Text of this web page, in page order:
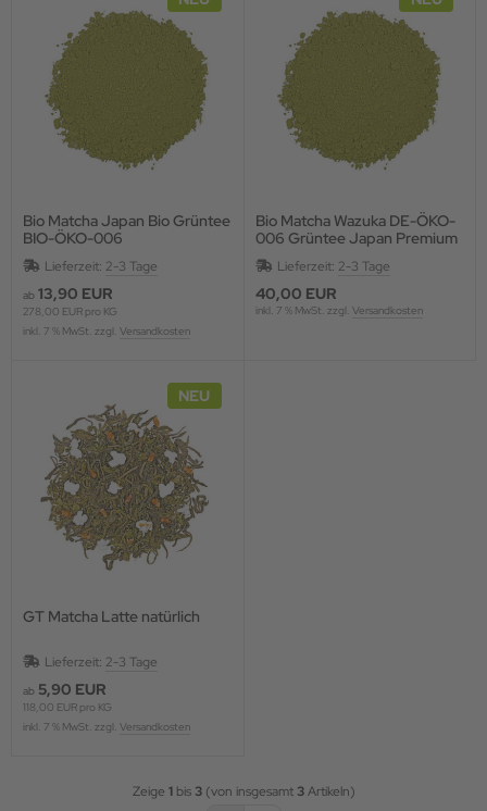
Bio Matcha Japan Bio Grüntee
BIO-ÖKO-006
Lieferzeit: 2-3 Tage
ab 13,90 EUR
278,00 EUR pro KG
inkl. 7 % MwSt. zzgl. Versandkosten
Bio Matcha Wazuka DE-ÖKO-
006 Grüntee Japan Premium
Dose 30g
Lieferzeit: 2-3 Tage
40,00 EUR
inkl. 7 % MwSt. zzgl. Versandkosten
NEU
GT Matcha Latte natürlich
Lieferzeit: 2-3 Tage
ab 5,90 EUR
118,00 EUR pro KG
inkl. 7 % MwSt. zzgl. Versandkosten
Zeige 1bis 3(von insgesamt 3Artikeln)